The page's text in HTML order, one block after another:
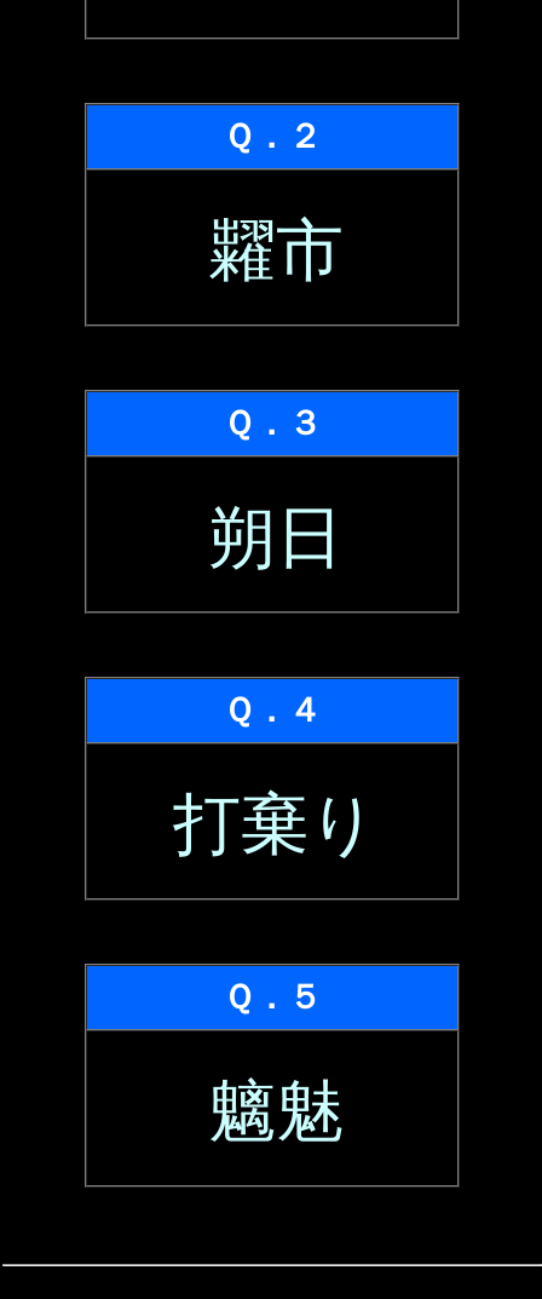
Ｑ．２
糶市
Ｑ．３
朔日
Ｑ．４
打棄り
Ｑ．５
魑魅